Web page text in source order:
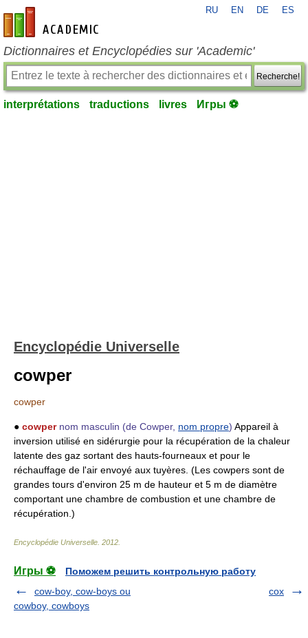
fr-academic.com
RU EN DE ES
Dictionnaires et Encyclopédies sur 'Academic'
Recherche!
interprétations traductions livres Игры ⚽
Encyclopédie Universelle
cowper
cowper
● cowper nom masculin (de Cowper, nom propre) Appareil à
inversion utilisé en sidérurgie pour la récupération de la chaleur
latente des gaz sortant des hauts-fourneaux et pour le
réchauffage de l'air envoyé aux tuyères. (Les cowpers sont de
grandes tours d'environ 25 m de hauteur et 5 m de diamètre
comportant une chambre de combustion et une chambre de
récupération.)
Encyclopédie Universelle 2012
Игры ⚽
Поможем решить контрольную работу
cow-boy, cow-boys ou
cowboy, cowboys
cox